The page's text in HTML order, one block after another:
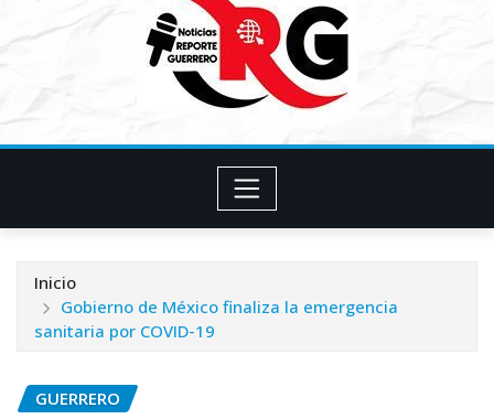
Inicio
Gobierno de México finaliza la emergencia
sanitaria por COVID-19
GUERRERO